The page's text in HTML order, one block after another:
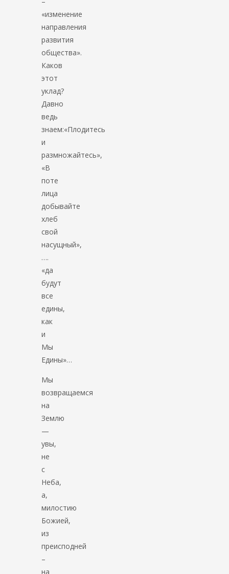
«изменение
направления
развития
общества».
Каков
этот
уклад?
Давно
ведь
знаем:«Плодитесь
и
размножайтесь»,
«В
поте
лица
добывайте
хлеб
свой
насущный»,
….
«да
будут
все
едины,
как
и
Мы
Едины»…
Мы
возвращаемся
на
Землю
—
увы,
не
с
Неба,
а,
милостию
Божией,
из
преисподней
–
на